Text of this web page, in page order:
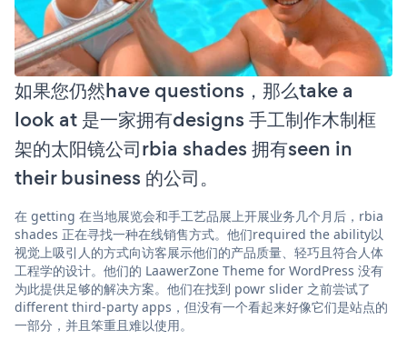
如果您仍然have questions，那么take a
look at 是一家拥有designs 手工制作木制框
架的太阳镜公司rbia shades 拥有seen in
their business 的公司。
在 getting 在当地展览会和手工艺品展上开展业务几个月后，rbia
shades 正在寻找一种在线销售方式。他们required the ability以
视觉上吸引人的方式向访客展示他们的产品质量、轻巧且符合人体
工程学的设计。他们的 LaawerZone Theme for WordPress 没有
为此提供足够的解决方案。他们在找到 powr slider 之前尝试了
different third-party apps，但没有一个看起来好像它们是站点的
一部分，并且笨重且难以使用。